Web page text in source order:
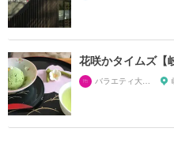
花咲かタイムズ【
バラエティ大好き芸人